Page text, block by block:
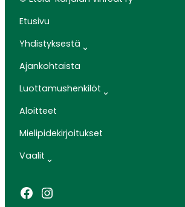
Etusivu
Yhdistyksestä
Ajankohtaista
Luottamushenkilöt
Aloitteet
Mielipidekirjoitukset
Vaalit
Facebook
Instagram